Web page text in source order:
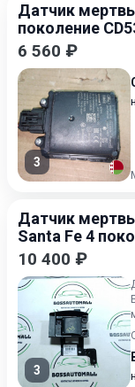
Датчик
поколение
2.0
6 560 ₽
3
Датчик
Santa Fe 4
2024
10 400 ₽
3